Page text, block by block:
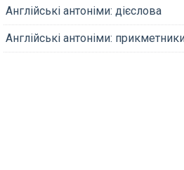
Англійські антоніми: дієслова
Англійські антоніми: